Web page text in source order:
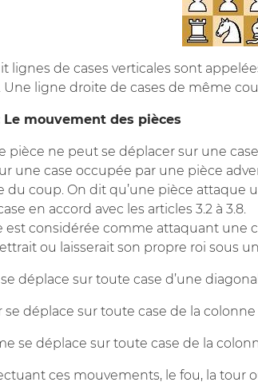
lignes de cases verticales sont
Une ligne droite de cases de même
Le mouvement des pièces
pièce ne peut se déplacer sur une
une case occupée par une pièce
du coup. On dit qu’une pièce attaque
en accord avec les articles 3.2 à 3.8.
est considérée comme attaquant une
ou laisserait son propre roi sous
déplace sur toute case d’une
se déplace sur toute case de la
se déplace sur toute case de la
ces mouvements, le fou, la tour